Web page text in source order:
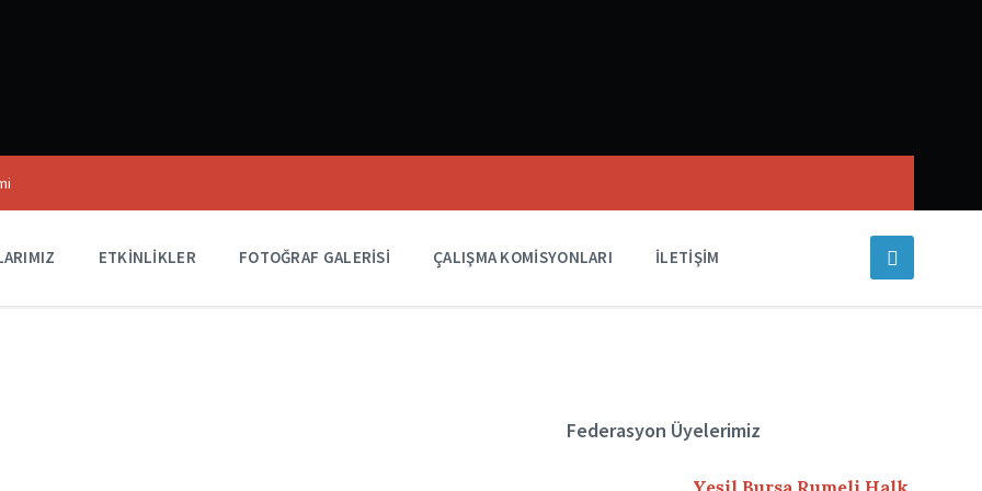
ETKINLIKLER FOTOĞRAF GALERISI ÇALIŞMA KOMISYONLARI İLETIŞIM
Federasyon Üyelerimiz
Yeşil Bursa Rumeli Halk